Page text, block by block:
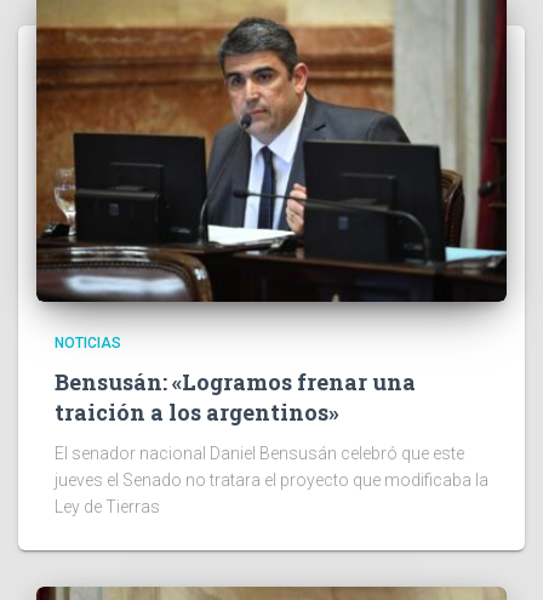
NOTICIAS
Bensusán: «Logramos frenar una
traición a los argentinos»
El senador nacional Daniel Bensusán celebró que este
jueves el Senado no tratara el proyecto que modificaba la
Ley de Tierras